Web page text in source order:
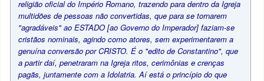
religião oficial do Império Romano, trazendo para dentro da Igreja
multidões de pessoas não convertidas, que para se tornarem
"agradáveis" ao ESTADO [ao Governo do Imperador] faziam-se
cristãos nominais, agindo como atores, sem experimentarem a
genuína conversão por CRISTO. É o "edito de Constantino", que
a partir daí, penetraram na Igreja ritos, cerimônias e crenças
pagãs, juntamente com a Idolatria. Aí está o princípio do que